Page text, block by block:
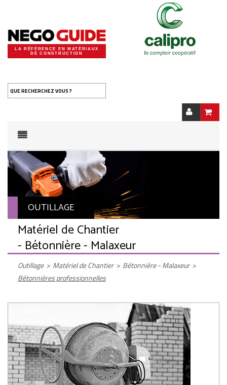
LA RÉFÉRENCE EN MATÉRIAUX
DE CONSTRUCTION
QUE RECHERCHEZ VOUS ?
OUTILLAGE
Matériel de Chantier
- Bétonnière - Malaxeur
Outillage > Matériel de Chantier > Bétonnière - Malaxeur >
Bétonnières professionnelles